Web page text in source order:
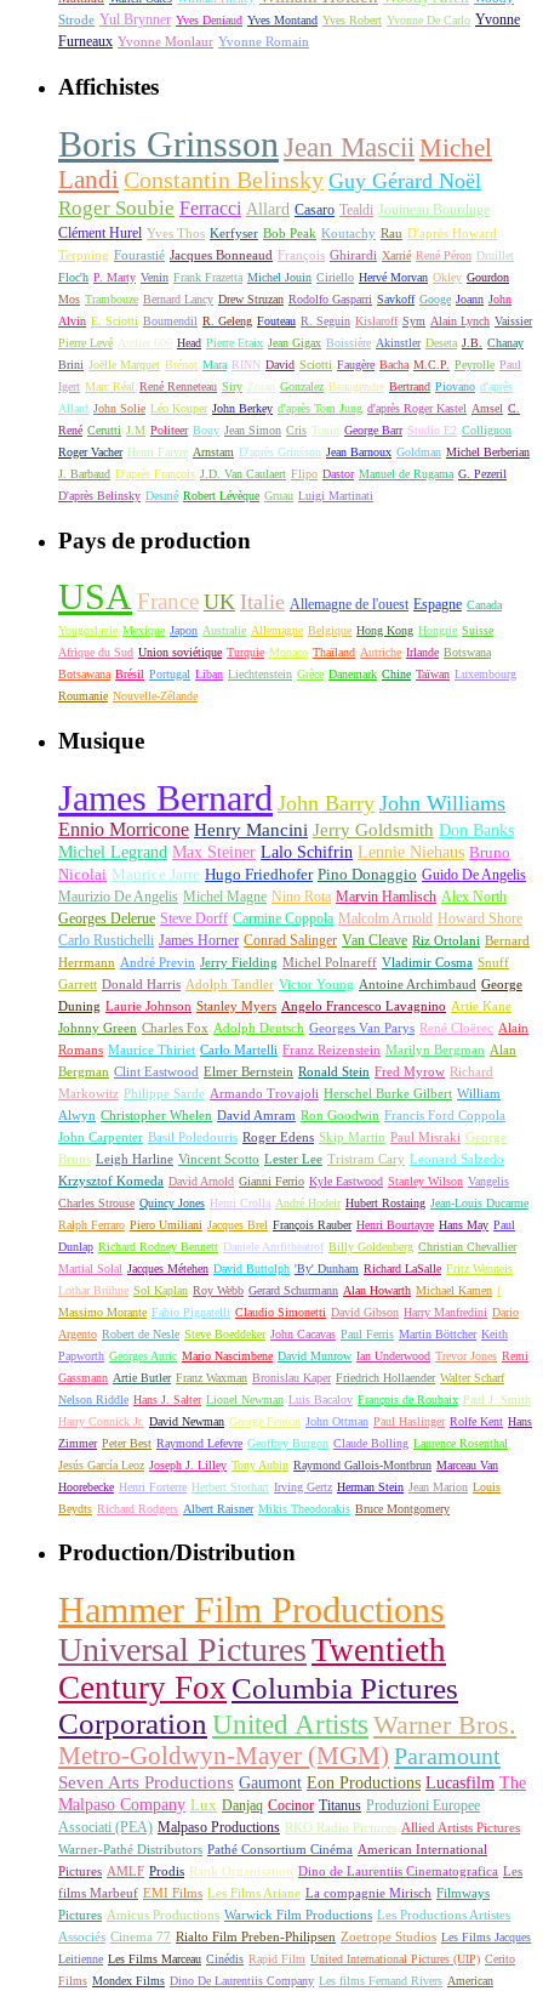
Strode Yul Brynner Yves Deniaud Yves Montand Yves Robert Yvonne De Carlo Yvonne
Furneaux Yvonne Monlaur Yvonne Romain
Affichistes
Boris Grinsson Jean Mascii Michel
Landi Constantin Belinsky Guy Gérard Noël
Roger Soubie Ferracci Allard Casaro Tealdi Jouineau Bourduge
Clément Hurel Yves Thos Kerfyser Bob Peak Koutachy Rau D'après Howard
Terpning Fourastié Jacques Bonneaud François Ghirardi Xarrié René Péron Druillet
Floc'h P. Marty Venin Frank Frazetta Michel Jouin Ciriello Hervé Morvan Okley Gourdon
Mos Trambouze Bernard Lancy Drew Struzan Rodolfo Gasparri Savkoff Googe Joann John
Alvin E. Sciotti Boumendil R. Geleng Fouteau R. Seguin Kislaroff Sym Alain Lynch Vaissier
Pierre Levé
Atelier 606 Head Pierre Etaix Jean Gigax Boissière Akinstler Deseta J.B.
Chanay
Brini Joëlle Marquet Brénot Mara RINN David Sciotti Faugère Bacha M.C.P. Peyrolle Paul
Igert Marc Réal René Renneteau Siry Zoran Gonzalez Beaugendre Bertrand Piovano d'après
Allard John Solie Léo Kouper John Berkey d'après Tom Jung d'après Roger Kastel Amsel C.
René Cerutti J.M Politeer Bouy Jean Simon Cris Tonin George Barr Studio E2 Collignon
Roger Vacher Henri Faivre Arnstam D'après Grinsson Jean Barnoux Goldman Michel Berberian
J. Barbaud D'après François J.D. Van Caulaert Flipo Dastor Manuel de Rugama G. Pezeril
D'après Belinsky Desmé Robert Lévèque Gruau Luigi Martinati
Pays de production
USA France UK Italie Allemagne de l'ouest Espagne Canada
Yougoslavie Mexique Japon Australie Allemagne Belgique Hong Kong Hongrie Suisse
Afrique du Sud Union soviétique Turquie Monaco Thaïland Autriche Irlande Botswana
Botsawana Brésil Portugal Liban Liechtenstein Grèce Danemark Chine Taïwan Luxembourg
Roumanie Nouvelle-Zélande
Musique
James Bernard John Barry John Williams
Ennio Morricone Henry Mancini Jerry Goldsmith Don Banks
Michel Legrand Max Steiner Lalo Schifrin Lennie Niehaus Bruno
Nicolai Maurice Jarre Hugo Friedhofer Pino Donaggio Guido De Angelis
Maurizio De Angelis Michel Magne Nino Rota Marvin Hamlisch Alex North
Georges Delerue Steve Dorff Carmine Coppola Malcolm Arnold Howard Shore
Carlo Rustichelli James Horner Conrad Salinger Van Cleave Riz Ortolani Bernard
Herrmann André Previn Jerry Fielding Michel Polnareff Vladimir Cosma Snuff
Garrett Donald Harris Adolph Tandler Victor Young Antoine Archimbaud George
Duning Laurie Johnson Stanley Myers Angelo Francesco Lavagnino Artie Kane
Johnny Green Charles Fox Adolph Deutsch Georges Van Parys René Cloërec Alain
Romans Maurice Thiriet Carlo Martelli Franz Reizenstein Marilyn Bergman Alan
Bergman Clint Eastwood Elmer Bernstein Ronald Stein Fred Myrow Richard
Markowitz Philippe Sarde Armando Trovajoli Herschel Burke Gilbert William
Alwyn Christopher Whelen David Amram Ron Goodwin Francis Ford Coppola
John Carpenter Basil Poledouris Roger Edens Skip Martin Paul Misraki George
Bruns Leigh Harline Vincent Scotto Lester Lee Tristram Cary Leonard Salzedo
Krzysztof Komeda David Arnold Gianni Ferrio Kyle Eastwood Stanley Wilson Vangelis
Charles Strouse Quincy Jones Henri Crolla André Hodeir Hubert Rostaing Jean-Louis Ducarme
Ralph Ferraro Piero Umiliani Jacques Brel François Rauber Henri Bourtayre Hans May Paul
Dunlap Richard Rodney Bennett Daniele Amfitheatrof Billy Goldenberg Christian Chevallier
Martial Solal Jacques Métehen David Buttolph 'By' Dunham Richard LaSalle Fritz Wenneis
Lothar Brühne Sol Kaplan Roy Webb Gerard Schurmann Alan Howarth Michael Kamen f
Massimo Morante Fabio Pignatelli Claudio Simonetti David Gibson Harry Manfredini Dario
Argento Robert de Nesle Steve Boeddeker John Cacavas Paul Ferris Martin Böttcher Keith
Papworth Georges Auric Mario Nascimbene David Munrow Ian Underwood Trevor Jones Remi
Gassmann Artie Butler Franz Waxman Bronislau Kaper Friedrich Hollaender Walter Scharf
Nelson Riddle Hans J. Salter Lionel Newman Luis Bacalov François de Roubaix Paul J. Smith
Harry Connick Jr. David Newman George Fenton John Ottman Paul Haslinger Rolfe Kent Hans
Zimmer Peter Best Raymond Lefevre Geoffrey Burgon Claude Bolling Laurence Rosenthal
Jesús García Leoz Joseph J. Lilley Tony Aubin Raymond Gallois-Montbrun Marceau Van
Hoorebecke Henri Forterre Herbert Stothart Irving Gertz Herman Stein Jean Marion Louis
Beydts Richard Rodgers Albert Raisner Mikis Theodorakis Bruce Montgomery
Production/Distribution
Hammer Film Productions
Universal PicturesTwentieth
Century FoxColumbia Pictures
Corporation United Artists Warner Bros.
Metro-Goldwyn-Mayer (MGM) Paramount
Seven Arts Productions Gaumont Eon Productions Lucasfilm The
Malpaso Company Lux Danjaq Cocinor Titanus Produzioni Europee
Associati (PEA) Malpaso Productions RKO Radio Pictures Allied Artists Pictures
Warner-Pathé Distributors Pathé Consortium Cinéma American International
Pictures AMLF Prodis Rank Organisation Dino de Laurentiis Cinematografica Les
films Marbeuf EMI Films Les Films Ariane La compagnie Mirisch Filmways
Pictures Amicus Productions Warwick Film Productions Les Productions Artistes
Associés Cinema 77 Rialto Film Preben-Philipsen Zoetrope Studios Les Films Jacques
Leitienne Les Films Marceau Cinédis Rapid Film United International Pictures (UIP) Cerito
Films Mondex Films Dino De Laurentiis Company Les films Fernand Rivers American